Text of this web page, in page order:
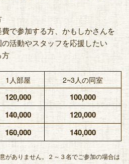
で参加する方、かもしかさんを
活動やスタッフを応援したい
方
1人部屋
2~3人の同室
120,000 100,000
140,000 120,000
160,000 140,000
がありません。２～３名でご参加の場合は